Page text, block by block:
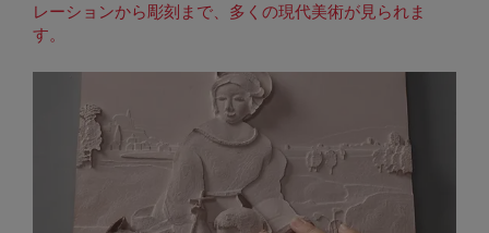
レーションから彫刻まで、多くの現代美術が見られま
す。